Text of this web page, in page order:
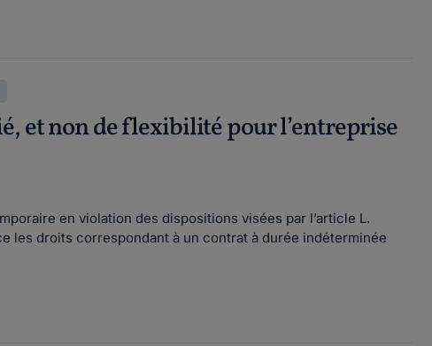
et non de flexibilité pour l’entreprise
en violation des dispositions visées par l’article L.
les droits correspondant à un contrat à durée indéterminée